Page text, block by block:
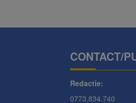
CONTACT/
Redactie:
0773.834.740